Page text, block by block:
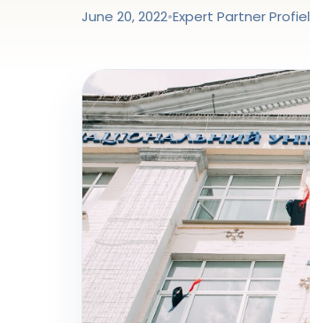
June 20, 2022•Expert Partner Profiel